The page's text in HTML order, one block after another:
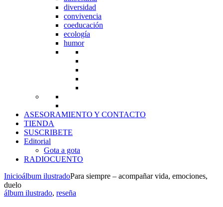
diversidad
convivencia
coeducación
ecología
humor
ASESORAMIENTO Y CONTACTO
TIENDA
SUSCRIBETE
Editorial
Gota a gota
RADIOCUENTO
Inicioálbum ilustradoPara siempre – acompañar vida, emociones,
duelo
álbum ilustrado, reseña